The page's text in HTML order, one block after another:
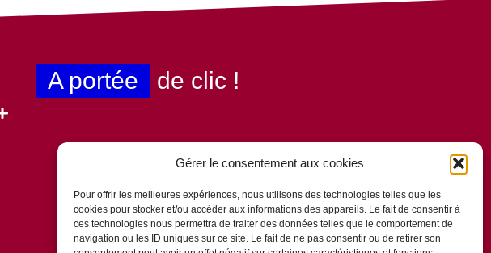
Gérer le consentement aux cookies
Pour offrir les meilleures expériences, nous utilisons des technologies telles que les
cookies pour stocker et/ou accéder aux informations des appareils. Le fait de consentir à
ces technologies nous permettra de traiter des données telles que le comportement de
navigation ou les ID uniques sur ce site. Le fait de ne pas consentir ou de retirer son
A portée de clic !